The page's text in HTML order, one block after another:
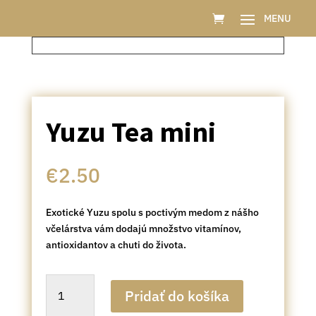
Yuzu Tea mini
€2.50
Exotické Yuzu spolu s poctivým medom z nášho
včelárstva vám dodajú množstvo vitamínov,
antioxidantov a chuti do života.
Yuzu
Pridať do košíka